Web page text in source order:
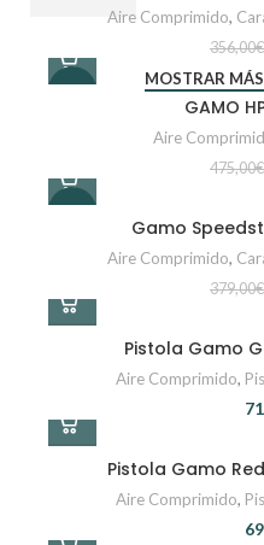
MOSTRAR
Aire Comprimido,
356,00€
GAMO
Aire
475,00€
Gamo
Aire Comprimido,
379,00€
Pistola Gamo
Aire Comprimido,
Pistola Gamo
Aire Comprimido,